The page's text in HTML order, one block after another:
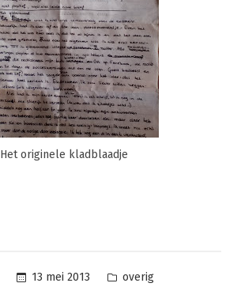
Het originele kladblaadje
13 mei 2013
Posted
overig